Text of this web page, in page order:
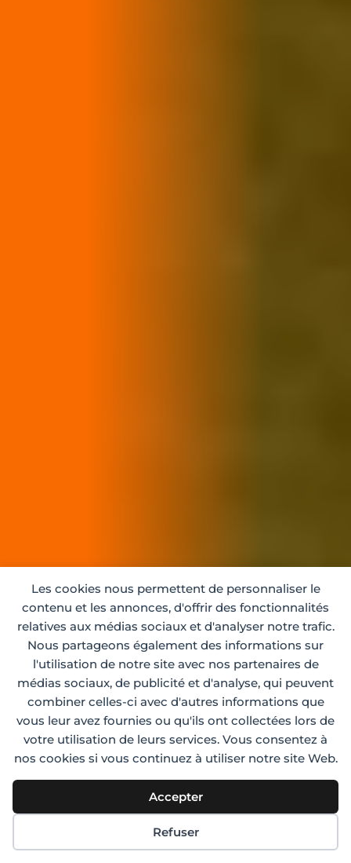
Les cookies nous permettent de personnaliser le
contenu et les annonces, d'offrir des fonctionnalités
relatives aux médias sociaux et d'analyser notre trafic.
Nous partageons également des informations sur
l'utilisation de notre site avec nos partenaires de
médias sociaux, de publicité et d'analyse, qui peuvent
combiner celles-ci avec d'autres informations que
vous leur avez fournies ou qu'ils ont collectées lors de
votre utilisation de leurs services. Vous consentez à
nos cookies si vous continuez à utiliser notre site Web.
Accepter
Refuser
;